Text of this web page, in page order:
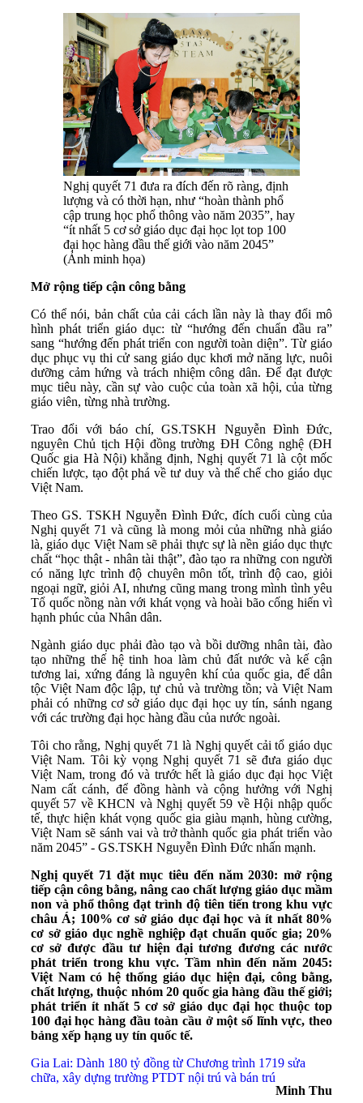
Nghị quyết 71 đưa ra đích đến rõ ràng, định
lượng và có thời hạn, như “hoàn thành phổ
cập trung học phổ thông vào năm 2035”, hay
“ít nhất 5 cơ sở giáo dục đại học lọt top 100
đại học hàng đầu thế giới vào năm 2045”
(Ảnh minh họa)
Mở rộng tiếp cận công bằng
Có thể nói, bản chất của cải cách lần này là thay đổi mô
hình phát triển giáo dục: từ “hướng đến chuẩn đầu ra”
sang “hướng đến phát triển con người toàn diện”. Từ giáo
dục phục vụ thi cử sang giáo dục khơi mở năng lực, nuôi
dưỡng cảm hứng và trách nhiệm công dân. Để đạt được
mục tiêu này, cần sự vào cuộc của toàn xã hội, của từng
giáo viên, từng nhà trường.
Trao đổi với báo chí, GS.TSKH Nguyễn Đình Đức,
nguyên Chủ tịch Hội đồng trường ĐH Công nghệ (ĐH
Quốc gia Hà Nội) khẳng định, Nghị quyết 71 là cột mốc
chiến lược, tạo đột phá về tư duy và thể chế cho giáo dục
Việt Nam.
Theo GS. TSKH Nguyễn Đình Đức, đích cuối cùng của
Nghị quyết 71 và cũng là mong mỏi của những nhà giáo
là, giáo dục Việt Nam sẽ phải thực sự là nền giáo dục thực
chất “học thật - nhân tài thật”, đào tạo ra những con người
có năng lực trình độ chuyên môn tốt, trình độ cao, giỏi
ngoại ngữ, giỏi AI, nhưng cũng mang trong mình tình yêu
Tổ quốc nồng nàn với khát vọng và hoài bão cống hiến vì
hạnh phúc của Nhân dân.
Ngành giáo dục phải đào tạo và bồi dưỡng nhân tài, đào
tạo những thế hệ tinh hoa làm chủ đất nước và kế cận
tương lai, xứng đáng là nguyên khí của quốc gia, để dân
tộc Việt Nam độc lập, tự chủ và trường tồn; và Việt Nam
phải có những cơ sở giáo dục đại học uy tín, sánh ngang
với các trường đại học hàng đầu của nước ngoài.
Tôi cho rằng, Nghị quyết 71 là Nghị quyết cải tổ giáo dục
Việt Nam. Tôi kỳ vọng Nghị quyết 71 sẽ đưa giáo dục
Việt Nam, trong đó và trước hết là giáo dục đại học Việt
Nam cất cánh, để đồng hành và cộng hưởng với Nghị
quyết 57 về KHCN và Nghị quyết 59 về Hội nhập quốc
tế, thực hiện khát vọng quốc gia giàu mạnh, hùng cường,
Việt Nam sẽ sánh vai và trở thành quốc gia phát triển vào
năm 2045” - GS.TSKH Nguyễn Đình Đức nhấn mạnh.
Nghị quyết 71 đặt mục tiêu đến năm 2030: mở rộng
tiếp cận công bằng, nâng cao chất lượng giáo dục mầm
non và phổ thông đạt trình độ tiên tiến trong khu vực
châu Á; 100% cơ sở giáo dục đại học và ít nhất 80%
cơ sở giáo dục nghề nghiệp đạt chuẩn quốc gia; 20%
cơ sở được đầu tư hiện đại tương đương các nước
phát triển trong khu vực. Tầm nhìn đến năm 2045:
Việt Nam có hệ thống giáo dục hiện đại, công bằng,
chất lượng, thuộc nhóm 20 quốc gia hàng đầu thế giới;
phát triển ít nhất 5 cơ sở giáo dục đại học thuộc top
100 đại học hàng đầu toàn cầu ở một số lĩnh vực, theo
bảng xếp hạng uy tín quốc tế.
Gia Lai: Dành 180 tỷ đồng từ Chương trình 1719 sửa
chữa, xây dựng trường PTDT nội trú và bán trú
Minh Thu